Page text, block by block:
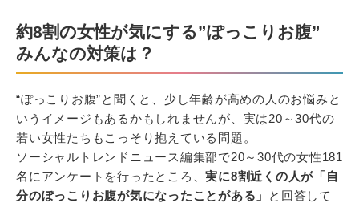
約8割の女性が気にする”ぽっこりお腹”
みんなの対策は？
“ぽっこりお腹”と聞くと、少し年齢が高めの人のお悩みと
いうイメージもあるかもしれませんが、実は20～30代の
若い女性たちもこっそり抱えている問題。
ソーシャルトレンドニュース編集部で20～30代の女性181
名にアンケートを行ったところ、実に8割近くの人が「自
分のぽっこりお腹が気になったことがある」
と回答して